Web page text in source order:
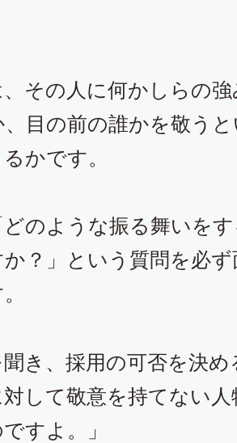
その人に何かしらの
目の前の誰かを敬う
かです。
のような振る舞いを
？」という質問を必
き、採用の可否を決
して敬意を持てない
すよ。」